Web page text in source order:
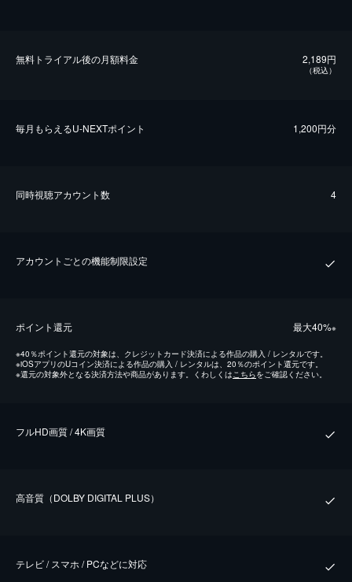
無料トライアル後の⽉額料金 2,189円
（税込）
毎⽉もらえるU-NEXTポイント 1,200円分
同時視聴アカウント数 4
アカウントごとの機能制限設定
ポイント還元 最⼤40%※
※40％ポイント還元の対象は、クレジットカード決済による作品の購入 / レンタルです。
※iOSアプリのUコイン決済による作品の購入 / レンタルは、20％のポイント還元です。
※還元の対象外となる決済方法や商品があります。くわしくは こちらをご確認ください。
フルHD画質 / 4K画質
⾼⾳質（DOLBY DIGITAL PLUS）
テレビ / スマホ / PCなどに対応